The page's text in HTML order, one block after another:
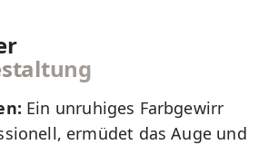
Ein unruhiges Farbgewirr
ermüdet das Auge und